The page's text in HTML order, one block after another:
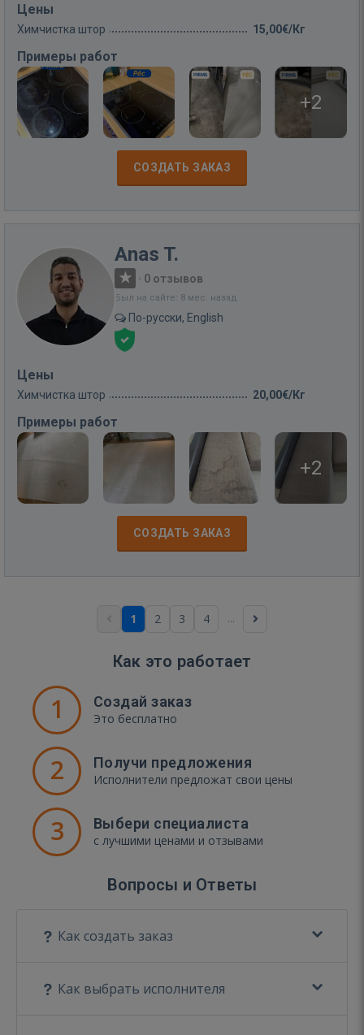
Цены
Химчистка штор 15,00€/Кг
Примеры работ
+2
СОЗДАТЬ ЗАКАЗ
Anas T.
· 0 отзывов
Был на сайте: 8 мес. назад
По-русски, English
Цены
Химчистка штор 20,00€/Кг
Примеры работ
+2
СОЗДАТЬ ЗАКАЗ
1 2 3 4 ...
Как это работает
1 Создай заказ
Это бесплатно
2 Получи предложения
Исполнители предложат свои цены
3 Выбери специалиста
с лучшими ценами и отзывами
Вопросы и Ответы
Как создать заказ
Как выбрать исполнителя